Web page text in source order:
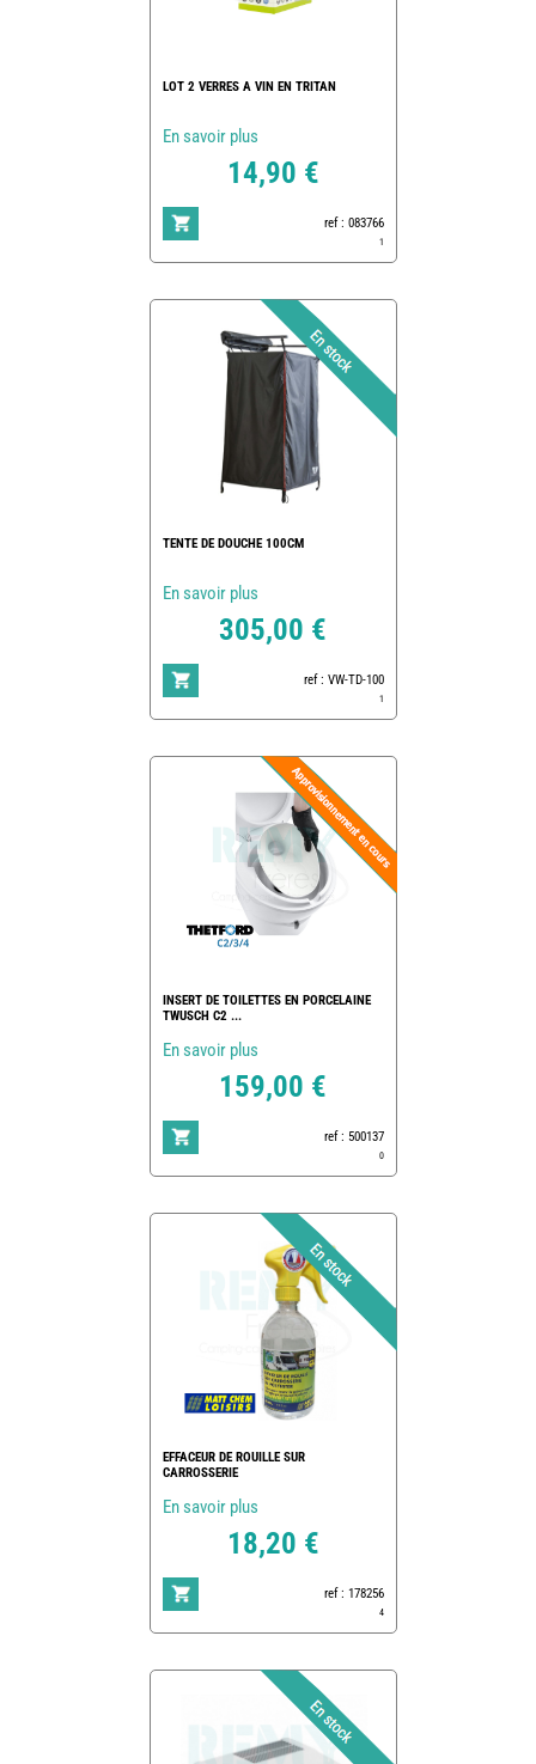
LOT 2 VERRES A VIN EN TRITAN
En savoir plus
14,90 €
ref : 083766
1
TENTE DE DOUCHE 100CM
En savoir plus
305,00 €
ref : VW-TD-100
1
INSERT DE TOILETTES EN PORCELAINE
TWUSCH C2 ...
En savoir plus
159,00 €
ref : 500137
0
EFFACEUR DE ROUILLE SUR
CARROSSERIE
En savoir plus
18,20 €
ref : 178256
4